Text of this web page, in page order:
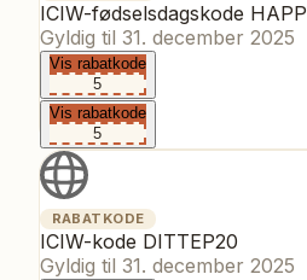
ICIW-fødselsdagskode
Gyldig til 31. december 2025
Vis rabatkode
5
Vis rabatkode
5
RABATKODE
ICIW-kode DITTEP20
Gyldig til 31. december 2025